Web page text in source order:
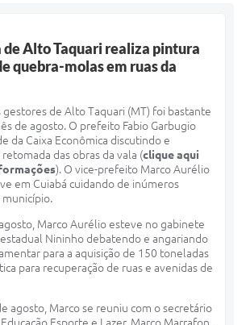
Alto Taquari realiza pintura
quebra-molas em ruas da
gestores de Alto Taquari (MT) foi bastante
de agosto. O prefeito Fabio Garbugio
da Caixa Econômica discutindo e
das obras da vala (clique aqui
). O vice-prefeito Marco Aurélio
em Cuiabá cuidando de inúmeros
município.
Marco Aurélio esteve no gabinete
Nininho debatendo e angariando
para a aquisição de 150 toneladas
para recuperação de ruas e avenidas de
agosto, Marco se reuniu com o secretário
Esporte e Lazer, Marco Marrafon,